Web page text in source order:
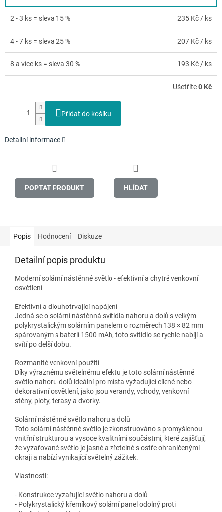
2 - 3 ks = sleva 15 % 235 Kč / ks
4 - 7 ks = sleva 25 % 207 Kč / ks
8 a více ks = sleva 30 % 193 Kč / ks
Ušetříte0 Kč
Přidat do košíku
Detailní informace
POPTAT PRODUKT HLÍDAT
Popis Hodnocení Diskuze
Detailní popis produktu
Moderní solární nástěnné světlo - efektivní a chytré venkovní
osvětlení
Efektivní a dlouhotrvající napájení
Jedná se o solární nástěnná svítidla nahoru a dolů s velkým
polykrystalickým solárním panelem o rozměrech 138 × 82 mm
spárovaným s baterií 1500 mAh, toto svítidlo se rychle nabíjí a
svítí po delší dobu.
Rozmanité venkovní použití
Díky výraznému světelnému efektu je toto solární nástěnné
světlo nahoru-dolů ideální pro místa vyžadující cílené nebo
dekorativní osvětlení, jako jsou verandy, vchody, venkovní
stěny, ploty, terasy a dvorky.
Solární nástěnné světlo nahoru a dolů
Toto solární nástěnné světlo je zkonstruováno s promyšlenou
vnitřní strukturou a vysoce kvalitními součástmi, které zajišťují,
že vyzařované světlo je jasné a zřetelné s ostře ohraničenými
okraji a nabízí vynikající světelný zážitek.
Vlastnosti:
- Konstrukce vyzařující světlo nahoru a dolů
- Polykrystalický křemíkový solární panel odolný proti